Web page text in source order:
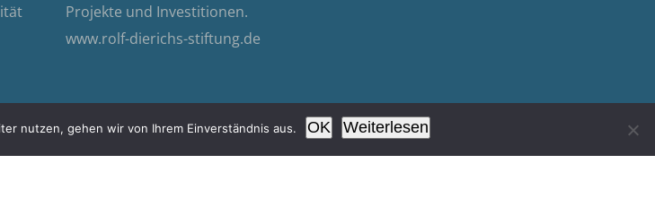
Projekte und Investitionen.
www.rolf-dierichs-stiftung.de
nutzen, gehen wir von Ihrem Einverständnis aus. OK Weiterlesen